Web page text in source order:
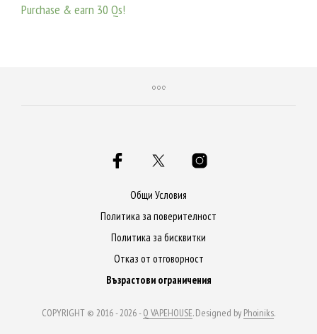
Purchase & earn 30 Qs!
Общи Условия
Политика за поверителност
Политика за бисквитки
Отказ от отговорност
Възрастови ограничения
COPYRIGHT © 2016 - 2026 -Q VAPEHOUSE. Designed by Phoiniks.